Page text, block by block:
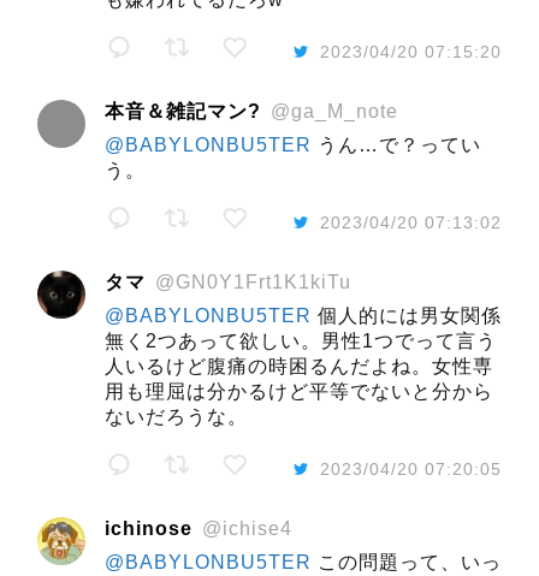
2023/04/20 07:15:20
本音＆雑記マン?
@ga_M_note
@BABYLONBU5TER うん…で？ってい
う。
2023/04/20 07:13:02
タマ
@GN0Y1Frt1K1kiTu
@BABYLONBU5TER 個人的には男女関係
無く2つあって欲しい。男性1つでって言う
人いるけど腹痛の時困るんだよね。女性専
用も理屈は分かるけど平等でないと分から
ないだろうな。
2023/04/20 07:20:05
ichinose @ichise4
@BABYLONBU5TER この問題って、いっ